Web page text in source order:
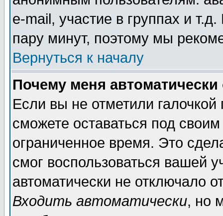
e-mail, участие в группах и
пару минут, поэтому мы
Вернуться к началу
Почему меня автоматически
Если вы не отметили галочкой
сможете оставаться под
ограниченное время. Это
смог воспользоваться вашей
автоматически не отключало
Входить автоматически, но